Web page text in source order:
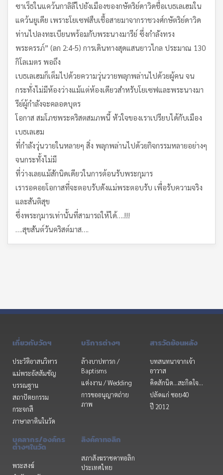
ซาเร็ธในแคว้นกาลิลีไปยังเมืองของกษัตริย์ดาวิดชื่อเบธเลเฮมใน
แคว้นยูเดีย เพราะโยเซฟสืบเชื้อสายมาจากราชวงศ์กษัตริย์ดาวิด
ท่านไปลงทะเบียนพร้อมกับพระนางมารีย์ ซึ่งกำลังทรง
พระครรภ์” (ลก 2:4-5) การเดินทางสุดแสนยาวไกล ประมาณ 130
กิโลเมตร พอถึง
เบธเลเฮมก็เต็มไปด้วยความวุ่นวายพลุกพล่านไปด้วยผู้คน จน
กระทั่งไม่มีห้องว่างแม้แต่ห้องเดียวสำหรับโยเซฟและพระนางมา
รีย์ผู้กำลังจะคลอดบุตร
โอกาส สมโภชพระคริสตสมภพนี้ หัวใจของเราเปรียบได้กับเมือง
เบธเลเฮม
ที่กำลังวุ่นวายในหลายๆ สิ่ง พลุกพล่านไปด้วยกิจกรรมหลายอย่างๆ
จนกระทั้งไม่มี
ที่ว่างเลยแม้สักนิดเดียวในการต้อนรับพระกุมาร
เรารอคอยโอกาสที่จะตอบรับดังแม่พระตอบรับ เพื่อรับความจริง
และสันติสุข
ซึ่งพระกุมารเท่านั้นที่สามารถให้ได้….!!!
….สุขสันต์วันคริสต์มาส….
เกี่ยวกับวัดฯ
ประวัติอาสนวิหาร
แม่พระอัสสัมชัญ
บรรณฐาน
สถาปัตยกรรม
กระจกสี
ภาษาลาตินในวัด
บริการต่างๆ
ล้างบาปทารก /
Baptisms
แต่งงาน / Wedding
การขออนุญาตถ่าย
ภาพ
สารวัดย้อนหลัง
บทสนทนาจากเจ้า
อาวาส
คิดสักนิด...สะกิดใจ...
ปลัดแก่ ซอย40
ปี 2012
บุคลากร/องค์กร
ต่างๆในวัด
พระสงฆ์
ลิงค์คาทอลิก
สภาสังฆราชคาทอลิก
ประเทศไทย